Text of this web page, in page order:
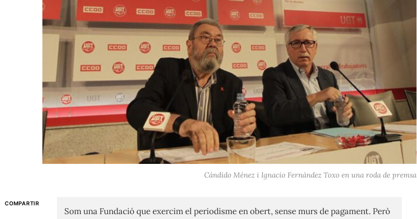
Cándido Ménez i Ignacio Fernández Toxo en una roda de premsa
COMPARTIR
Som una Fundació que exercim el periodisme en obert, sense murs de pagament. Però